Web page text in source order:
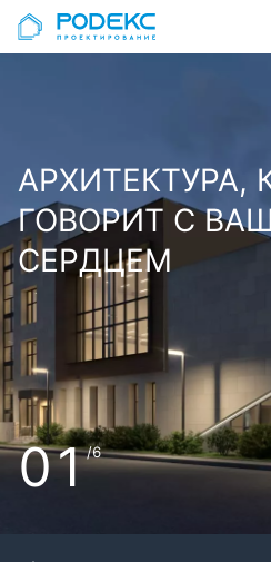
АРХИТЕКТУРА,
ГОВОРИТ С
СЕРДЦЕМ
01/6